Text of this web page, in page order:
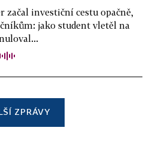
začal investiční cestu opačně,
jako student vletěl na
ZPRÁVY